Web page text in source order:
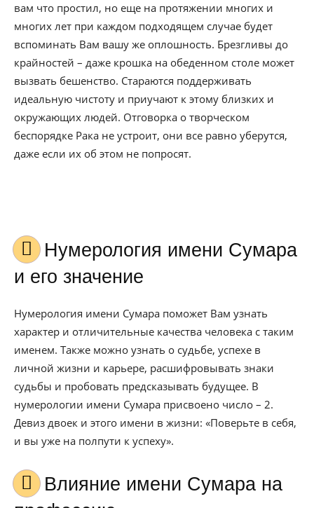
вам что простил, но еще на протяжении многих и
многих лет при каждом подходящем случае будет
вспоминать Вам вашу же оплошность. Брезгливы до
крайностей – даже крошка на обеденном столе может
вызвать бешенство. Стараются поддерживать
идеальную чистоту и приучают к этому близких и
окружающих людей. Отговорка о творческом
беспорядке Рака не устроит, они все равно уберутся,
даже если их об этом не попросят.
Нумерология имени Сумара
и его значение
Нумерология имени Сумара поможет Вам узнать
характер и отличительные качества человека с таким
именем. Также можно узнать о судьбе, успехе в
личной жизни и карьере, расшифровывать знаки
судьбы и пробовать предсказывать будущее. В
нумерологии имени Сумара присвоено число – 2.
Девиз двоек и этого имени в жизни: «Поверьте в себя,
и вы уже на полпути к успеху».
Влияние имени Сумара на